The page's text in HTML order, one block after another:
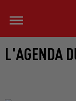
L'AGENDA